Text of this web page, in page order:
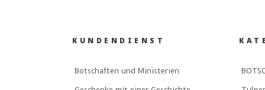
KUNDENDIENST
Botschaften und Ministerien